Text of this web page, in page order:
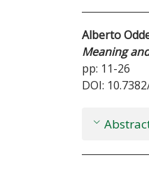
Alberto
Meaning
pp: 11-26
DOI: